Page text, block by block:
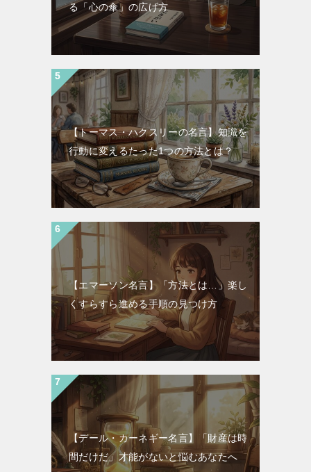
る「心の傘」の広げ方
【トーマス・ハクスリーの名言】知識を
行動に変えるたった1つの方法とは？
【エマーソン名言】「方法とは…」楽し
くすらすら進める手順の見つけ方
【デール・カーネギー名言】「財産は時
間だけだ」才能がないと悩むあなたへ